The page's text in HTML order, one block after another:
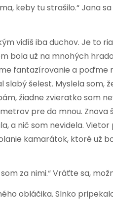
keby tu strašilo.“ Jana
vidíš iba duchov. Je to
bola už na mnohých
fantazírovanie a poďme
šelest. Myslela som,
žiadne zvieratko som
pre do mnou. Znova
a nič som nevidela.
kamarátok, ktoré už
za nimi.“ Vráťte sa,
obláčika. Slnko